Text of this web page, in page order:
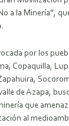
a la Minería”,
por los
Copaquilla,
de Azapa,
que
al